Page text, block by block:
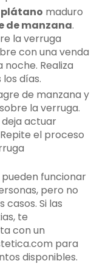
plátano maduro
de manzana.
la verruga
con una venda
Realiza
días.
de manzana y
la verruga.
actuar
el proceso
funcionar
pero no
Si las
te
con un
para
disponibles.